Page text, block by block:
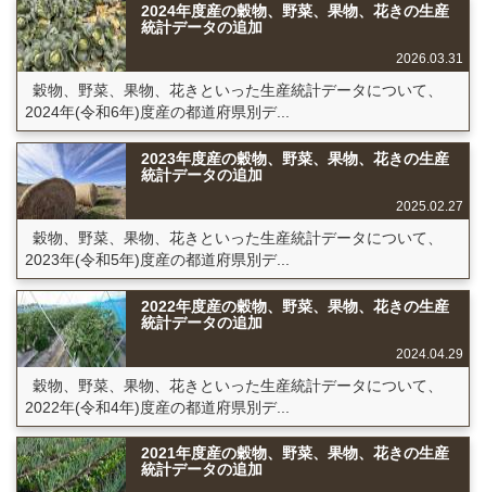
2024年度産の穀物、野菜、果物、花きの生産
統計データの追加
2026.03.31
穀物、野菜、果物、花きといった生産統計データについて、
2024年(令和6年)度産の都道府県別デ...
2023年度産の穀物、野菜、果物、花きの生産
統計データの追加
2025.02.27
穀物、野菜、果物、花きといった生産統計データについて、
2023年(令和5年)度産の都道府県別デ...
2022年度産の穀物、野菜、果物、花きの生産
統計データの追加
2024.04.29
穀物、野菜、果物、花きといった生産統計データについて、
2022年(令和4年)度産の都道府県別デ...
2021年度産の穀物、野菜、果物、花きの生産
統計データの追加